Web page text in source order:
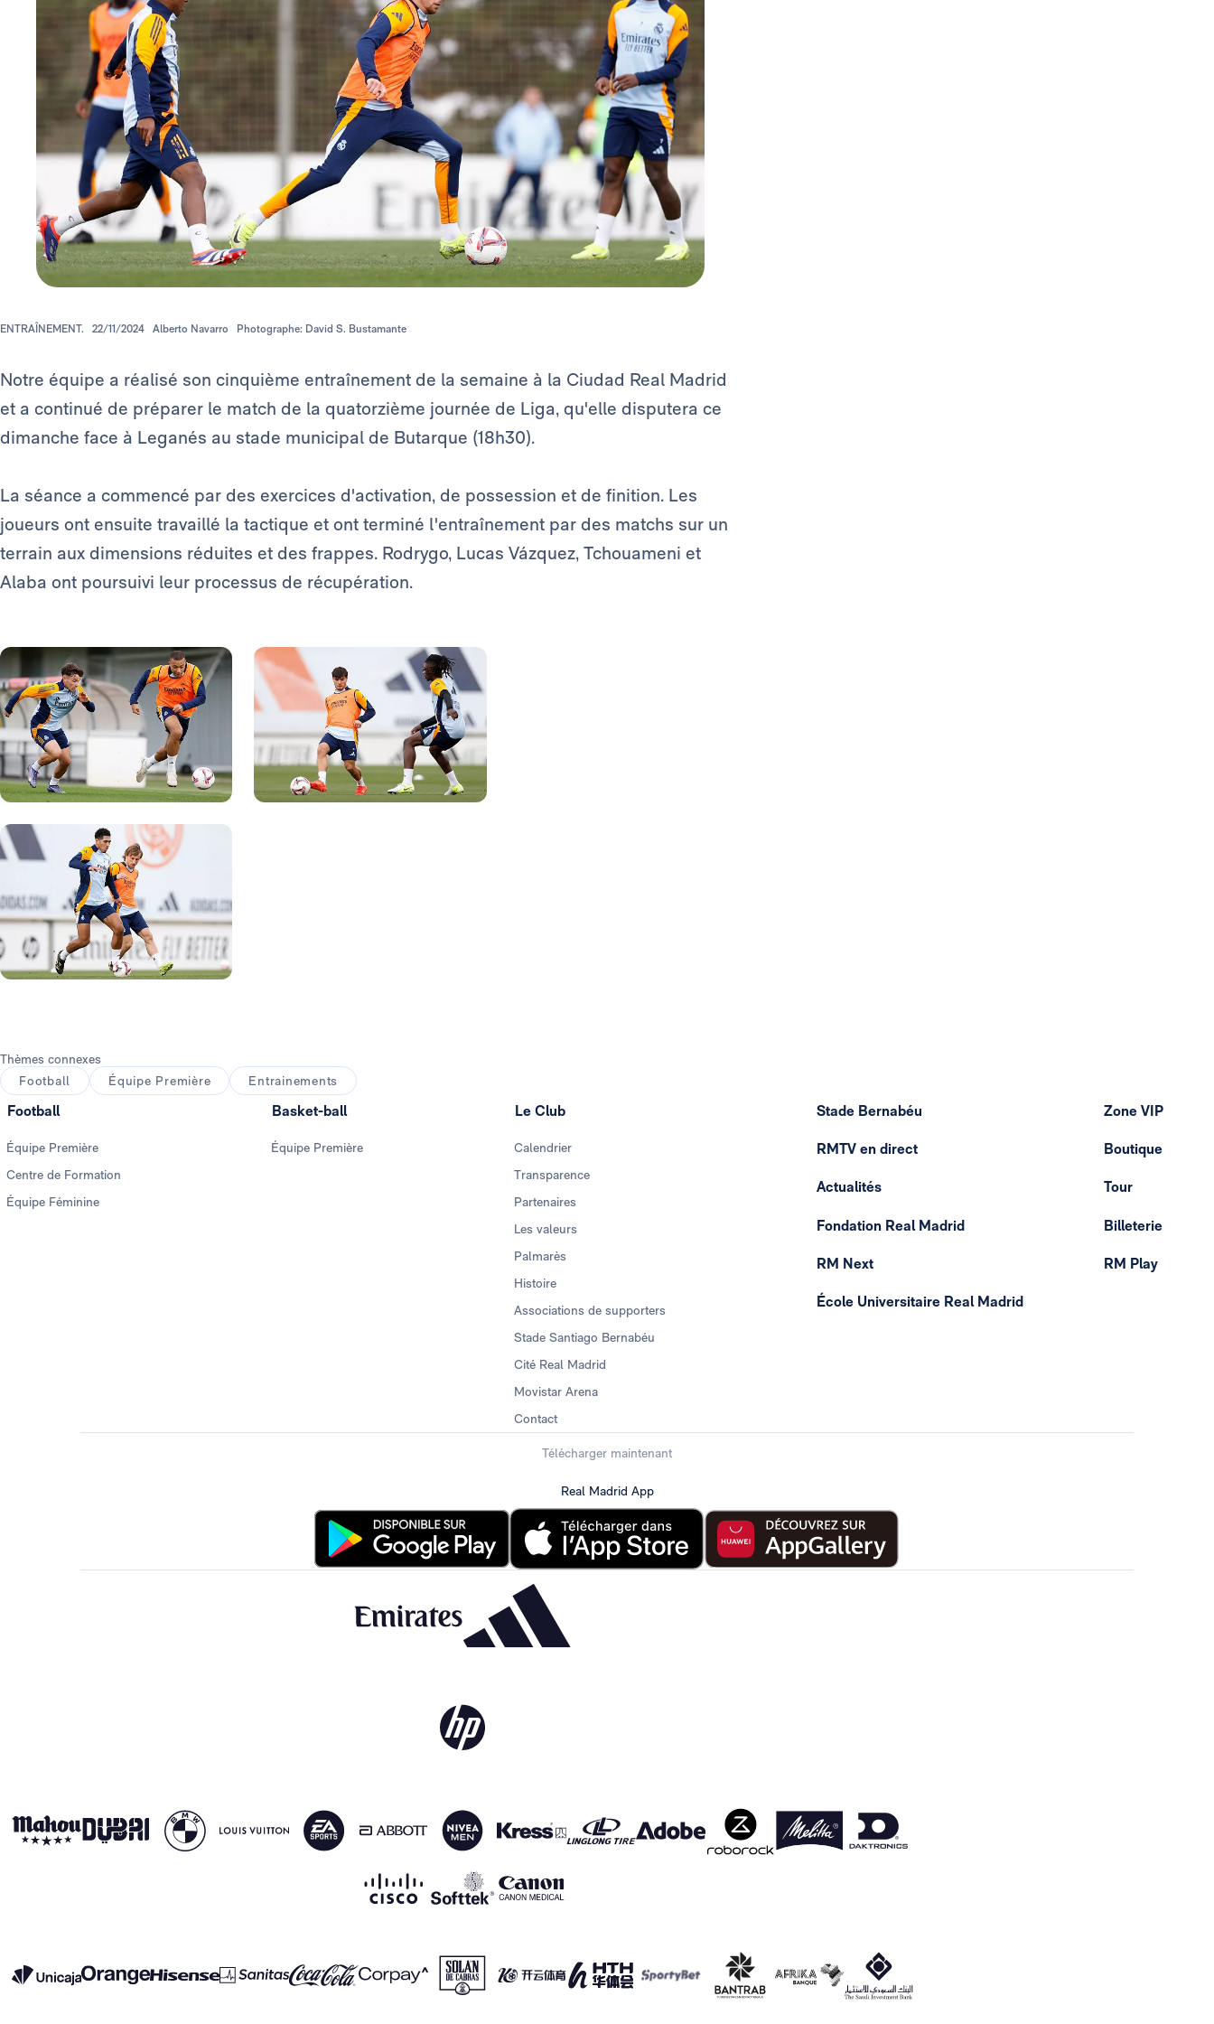
ENTRAÎNEMENT. 22/11/2024 Alberto Navarro Photographe: David S. Bustamante
Notre équipe a réalisé son cinquième entraînement de la semaine à la Ciudad Real Madrid
et a continué de préparer le match de la quatorzième journée de Liga, qu'elle disputera ce
dimanche face à Leganés au stade municipal de Butarque (18h30).
La séance a commencé par des exercices d'activation, de possession et de finition. Les
joueurs ont ensuite travaillé la tactique et ont terminé l'entraînement par des matchs sur un
terrain aux dimensions réduites et des frappes. Rodrygo, Lucas Vázquez, Tchouameni et
Alaba ont poursuivi leur processus de récupération.
Thèmes connexes
Football
Équipe Première Entrainements
Football
Équipe Première
Centre de Formation
Équipe Féminine
Basket-ball
Équipe Première
Le Club
Calendrier
Transparence
Partenaires
Les valeurs
Palmarès
Histoire
Associations de supporters
Stade Santiago Bernabéu
Cité Real Madrid
Movistar Arena
Contact
Stade Bernabéu
RMTV en direct
Actualités
Fondation Real Madrid
RM Next
École Universitaire Real Madrid
Zone VIP
Boutique
Tour
Billeterie
RM Play
Télécharger maintenant
Real Madrid App